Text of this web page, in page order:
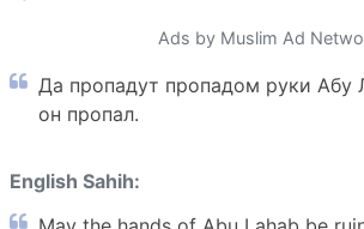
Ads by Muslim Ad
Да пропадут пропадом руки Абу
он пропал.
English Sahih: